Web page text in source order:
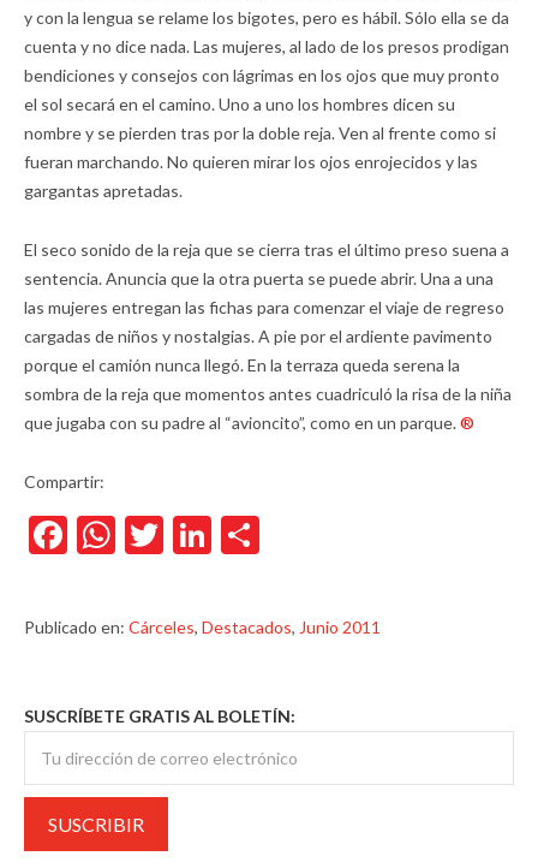
y con la lengua se relame los bigotes, pero es hábil. Sólo ella se da
cuenta y no dice nada. Las mujeres, al lado de los presos prodigan
bendiciones y consejos con lágrimas en los ojos que muy pronto
el sol secará en el camino. Uno a uno los hombres dicen su
nombre y se pierden tras por la doble reja. Ven al frente como si
fueran marchando. No quieren mirar los ojos enrojecidos y las
gargantas apretadas.
El seco sonido de la reja que se cierra tras el último preso suena a
sentencia. Anuncia que la otra puerta se puede abrir. Una a una
las mujeres entregan las fichas para comenzar el viaje de regreso
cargadas de niños y nostalgias. A pie por el ardiente pavimento
porque el camión nunca llegó. En la terraza queda serena la
sombra de la reja que momentos antes cuadriculó la risa de la niña
que jugaba con su padre al “avioncito”, como en un parque.®
Compartir:
Facebook
WhatsApp
TwitterLinkedIn
Publicado en: Cárceles, Destacados, Junio 2011
SUSCRÍBETE GRATIS AL BOLETÍN: